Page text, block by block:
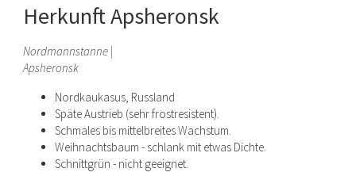
Herkunft Apsheronsk
Nordmannstanne |
Apsheronsk
Nordkaukasus, Russland
Späte Austrieb (sehr frostresistent).
Schmales bis mittelbreites Wachstum.
Weihnachtsbaum - schlank mit etwas Dichte.
Schnittgrün - nicht geeignet.